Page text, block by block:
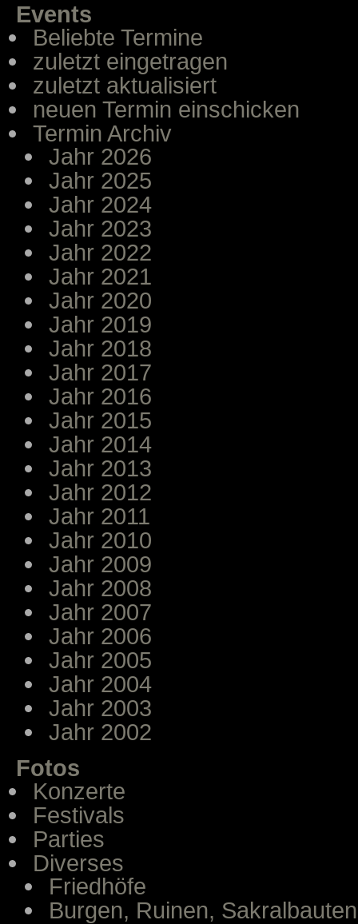
Events
Beliebte Termine
zuletzt eingetragen
zuletzt aktualisiert
neuen Termin einschicken
Termin Archiv
Jahr 2026
Jahr 2025
Jahr 2024
Jahr 2023
Jahr 2022
Jahr 2021
Jahr 2020
Jahr 2019
Jahr 2018
Jahr 2017
Jahr 2016
Jahr 2015
Jahr 2014
Jahr 2013
Jahr 2012
Jahr 2011
Jahr 2010
Jahr 2009
Jahr 2008
Jahr 2007
Jahr 2006
Jahr 2005
Jahr 2004
Jahr 2003
Jahr 2002
Fotos
Konzerte
Festivals
Parties
Diverses
Friedhöfe
Burgen, Ruinen, Sakralbauten